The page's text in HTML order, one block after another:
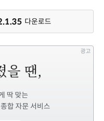
다운로드
광고
딱 맞는
합 자문 서비스